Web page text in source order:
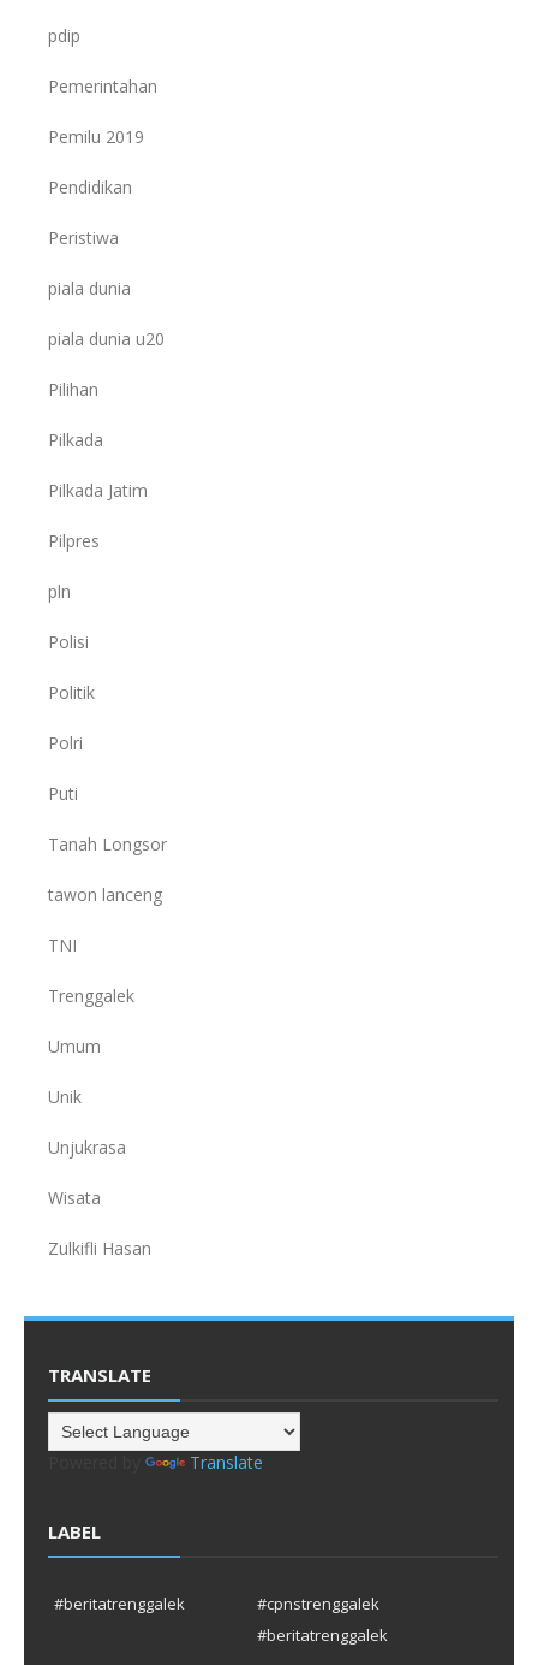
pdip
Pemerintahan
Pemilu 2019
Pendidikan
Peristiwa
piala dunia
piala dunia u20
Pilihan
Pilkada
Pilkada Jatim
Pilpres
pln
Polisi
Politik
Polri
Puti
Tanah Longsor
tawon lanceng
TNI
Trenggalek
Umum
Unik
Unjukrasa
Wisata
Zulkifli Hasan
TRANSLATE
Translate
LABEL
#beritatrenggalek
#cpnstrenggalek
#beritatrenggalek